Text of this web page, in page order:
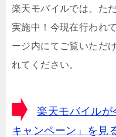
楽天モバイルでは、た
実施中！今現在行われ
ージ内にてご覧いただ
れてください。
楽天モバイル
キャンペーン」を見